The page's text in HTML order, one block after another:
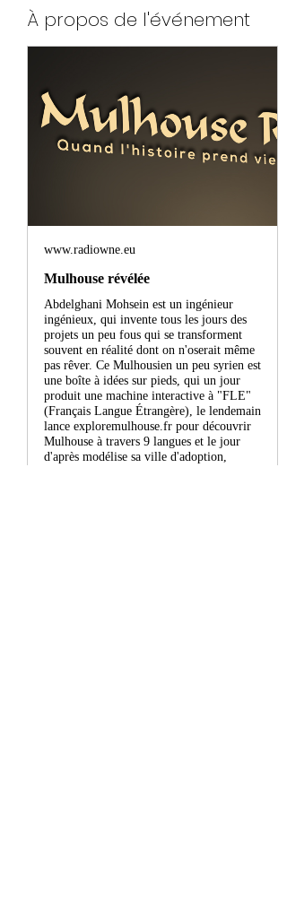
À propos de l'événement
www.radiowne.eu
Mulhouse révélée
Abdelghani Mohsein est un ingénieur
ingénieux, qui invente tous les jours des
projets un peu fous qui se transforment
souvent en réalité dont on n'oserait même
pas rêver. Ce Mulhousien un peu syrien est
une boîte à idées sur pieds, qui un jour
produit une machine interactive à "FLE"
(Français Langue Étrangère), le lendemain
lance exploremulhouse.fr pour découvrir
Mulhouse à travers 9 langues et le jour
d'après modélise sa ville d'adoption,